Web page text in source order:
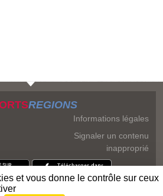
REGIONS
Informations légales
Signaler un contenu
inapproprié
et vous donne le contrôle sur ceux